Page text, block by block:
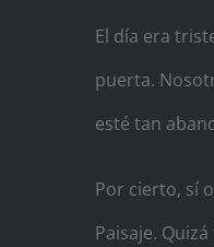
El día era
puerta.
esté tan
Por cierto, sí
Paisaje.